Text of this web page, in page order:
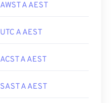
AWST A AEST
UTC A AEST
ACST A AEST
SAST A AEST